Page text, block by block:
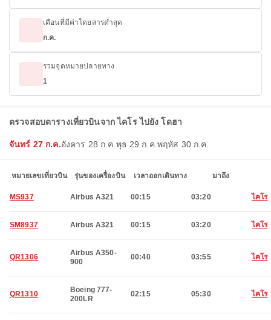
เดือนที่มีค่าโดยสารต่ำสุด
ก.ค.
รวมจุดหมายปลายทาง
1
ตรวจสอบตารางเที่ยวบินจาก ไคโร ไปยัง โดฮา
จันทร์ 27 ก.ค.อังคาร 28 ก.ค. พุธ 29 ก.ค. พฤหัส 30 ก.ค.
หมายเลขเที่ยวบิน รุ่นของเครื่องบิน เวลาออกเดินทาง มาถึง
MS937 Airbus A321 00:15 03:20 ไคโร
SM8937 Airbus A321 00:15 03:20 ไคโร
QR1306
Airbus A350-
900
00:40 03:55 ไคโร
QR1310
Boeing 777-
200LR
02:15 05:30 ไคโร